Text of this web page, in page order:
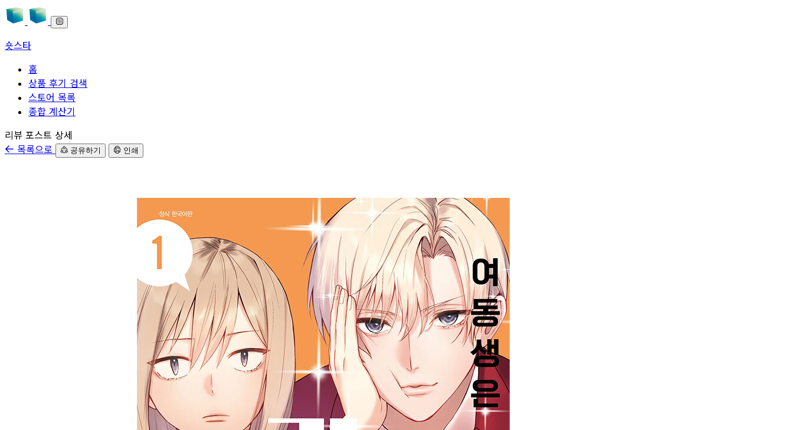
숏스타
홈
상품 후기 검색
스토어 목록
종합 계산기
본문으로 바로가기
리뷰 포스트 상세
목록으로
공유하기 인쇄